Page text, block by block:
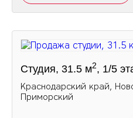
Студия, 31.5 м2, 1/5
Краснодарский край,
Приморский